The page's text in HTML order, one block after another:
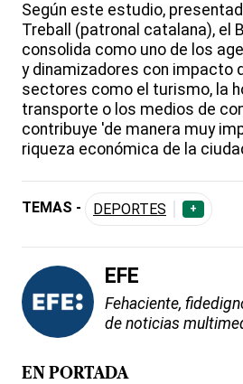
Según este estudio,
Treball (patronal catalana), el
consolida como uno de los
y dinamizadores con impacto
sectores como el turismo, la
transporte o los medios de
contribuye 'de manera muy
riqueza económica de la
TEMAS - DEPORTES +
EFE
Fehaciente,
de noticias
EN PORTADA